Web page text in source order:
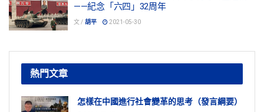
——紀念「六四」32周年
文 / 胡平 2021-05-30
熱門文章
怎樣在中國進行社會變革的思考（發言綱要）